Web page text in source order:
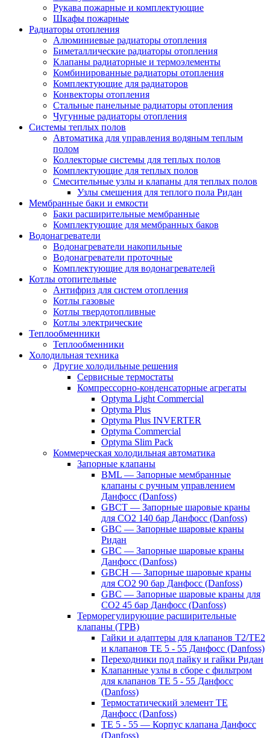
Рукава пожарные и комплектующие
Шкафы пожарные
Радиаторы отопления
Алюминиевые радиаторы отопления
Биметаллические радиаторы отопления
Клапаны радиаторные и термоэлементы
Комбинированные радиаторы отопления
Комплектующие для радиаторов
Конвекторы отопления
Стальные панельные радиаторы отопления
Чугунные радиаторы отопления
Системы теплых полов
Автоматика для управления водяным теплым
полом
Коллекторые системы для теплых полов
Комплектующие для теплых полов
Смесительные узлы и клапаны для теплых полов
Узлы смешения для теплого пола Ридан
Мембранные баки и емкости
Баки расширительные мембранные
Комплектующие для мембранных баков
Водонагреватели
Водонагреватели накопильные
Водонагреватели проточные
Комплектующие для водонагревателей
Котлы отопительные
Антифриз для систем отопления
Котлы газовые
Котлы твердотопливные
Котлы электрические
Теплообменники
Теплообменники
Холодильная техника
Другие холодильные решения
Сервисные термостаты
Компрессорно-конденсаторные агрегаты
Optyma Light Commercial
Optyma Plus
Optyma Plus INVERTER
Optyma Commercial
Optyma Slim Pack
Коммерческая холодильная автоматика
Запорные клапаны
BML — Запорные мембранные
клапаны с ручным управлением
Данфосс (Danfoss)
GBCT — Запорные шаровые краны
для CO2 140 бар Данфосс (Danfoss)
GBC — Запорные шаровые краны
Ридан
GBC — Запорные шаровые краны
Данфосс (Danfoss)
GBCH — Запорные шаровые краны
для CO2 90 бар Данфосс (Danfoss)
GBC — Запорные шаровые краны для
CO2 45 бар Данфосс (Danfoss)
Терморегулирующие расширительные
клапаны (ТРВ)
Гайки и адаптеры для клапанов T2/TE2
и клапанов TE 5 - 55 Данфосс (Danfoss)
Переходники под пайку и гайки Ридан
Клапанные узлы в сборе с фильтром
для клапанов TE 5 - 55 Данфосс
(Danfoss)
Термостатический элемент TE
Данфосс (Danfoss)
TE 5 - 55 — Корпус клапана Данфосс
(Danfoss)